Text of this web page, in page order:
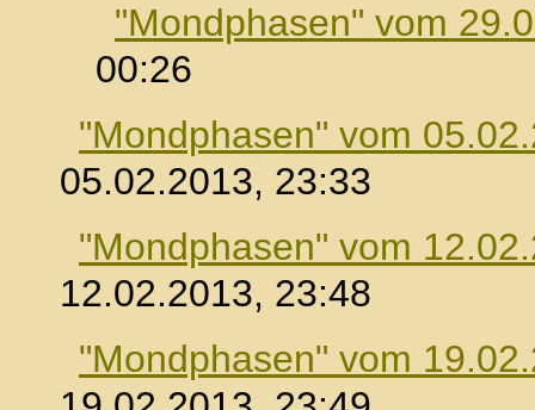
"Mondphasen" vom
00:26
"Mondphasen" vom
05.02.2013, 23:33
"Mondphasen" vom
12.02.2013, 23:48
"Mondphasen" vom